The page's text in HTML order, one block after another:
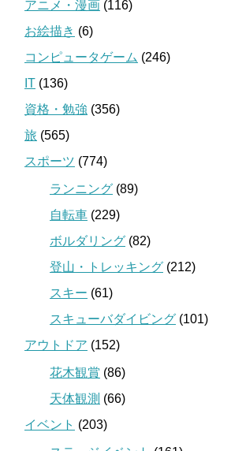
アニメ・漫画 (116)
お絵描き (6)
コンピュータゲーム (246)
IT (136)
資格・勉強 (356)
旅 (565)
スポーツ (774)
ランニング (89)
自転車 (229)
ボルダリング (82)
登山・トレッキング (212)
スキー (61)
スキューバダイビング (101)
アウトドア (152)
花木観賞 (86)
天体観測 (66)
イベント (203)